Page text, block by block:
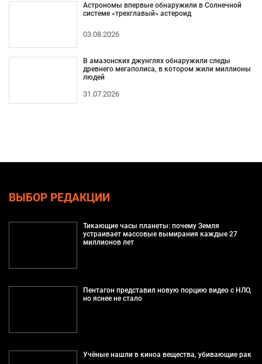
Астрономы впервые обнаружили в Солнечной
системе «трехглавый» астероид
03.08.2026
В амазонских джунглях обнаружили следы
древнего мегаполиса, в котором жили миллионы
людей
31.07.2026
ВЫБОР РЕДАКЦИИ
Тикающие часы планеты: почему Земля
устраивает массовые вымирания каждые 27
миллионов лет
Пентагон представил новую порцию видео с НЛО,
но яснее не стало
Учёные нашли в киноа вещества, убивающие рак